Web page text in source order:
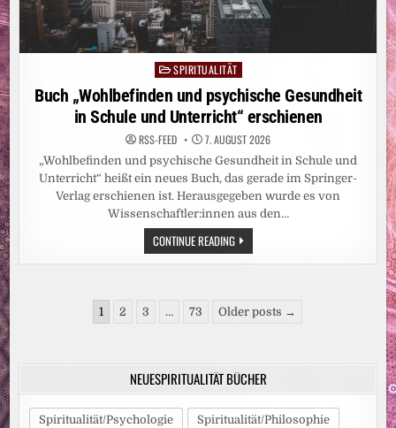
Posted
in
SPIRITUALITÄT
Buch „Wohlbefinden und psychische Gesundheit
in Schule und Unterricht“ erschienen
RSS-FEED 7. AUGUST 2026
„Wohlbefinden und psychische Gesundheit in Schule und
Unterricht“ heißt ein neues Buch, das gerade im Springer-
Verlag erschienen ist. Herausgegeben wurde es von
Wissenschaftler:innen aus den…
CONTINUE READINGBUCH
„WOHLBEFINDEN
UND
SCHULE
UND
Seitennummerierung
Beiträge
1 2 3 … 73 Older posts →
NEUESPIRITUALITÄT BÜCHER
Spiritualität/Psychologie Spiritualität/Philosophie